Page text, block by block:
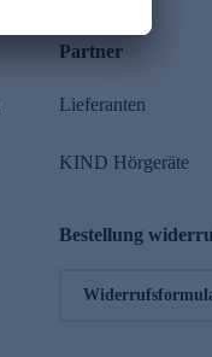
Partner
Lieferanten
KIND Hörgeräte
Bestellung